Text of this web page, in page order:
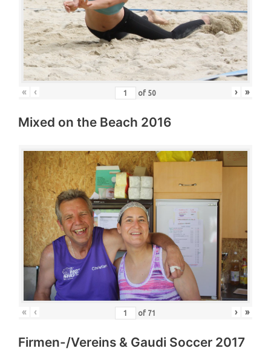
« ‹ of 50 › »
Mixed on the Beach 2016
« ‹ of 71 › »
Firmen-/Vereins & Gaudi Soccer 2017